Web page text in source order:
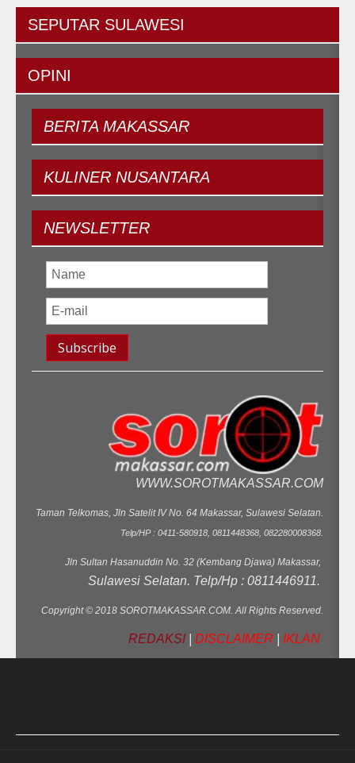
SEPUTAR SULAWESI
OPINI
BERITA MAKASSAR
KULINER NUSANTARA
NEWSLETTER
WWW.SOROTMAKASSAR.COM
Taman Telkomas, Jln Satelit IV No. 64 Makassar, Sulawesi Selatan.
Telp/HP : 0411-580918, 0811448368, 082280008368.
Jln Sultan Hasanuddin No. 32 (Kembang Djawa) Makassar,
Sulawesi Selatan. Telp/Hp : 0811446911.
Copyright © 2018 SOROTMAKASSAR.COM. All Rights Reserved.
REDAKSI DISCLAIMER IKLAN